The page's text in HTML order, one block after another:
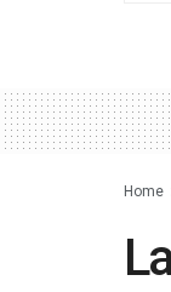
Home